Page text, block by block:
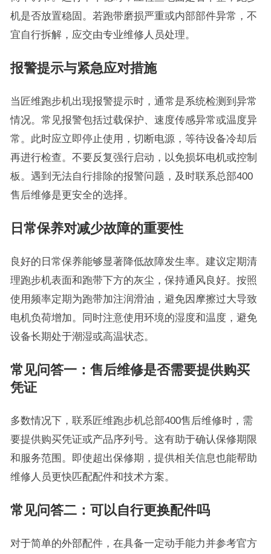
机是否放置稳固。若跑带磨损严重或内部部件异常，不
宜自行拆解，应交由专业维修人员处理。
报警提示与紧急应对措施
当匠维跑步机出现报警提示时，通常是系统检测到异常
情况。常见报警包括过载保护、速度传感异常或温度异
常。此时应立即停止使用，切断电源，等待设备冷却后
再进行检查。不要反复强行启动，以免损坏电机或控制
板。遇到无法自行排除的报警问题，及时联系总部400
售后维修是更安全的选择。
日常保养对减少故障的重要性
良好的日常保养能够显著降低故障发生率。建议定期清
理跑步机表面和跑带下方的灰尘，保持通风良好。按照
使用频率定期为跑带加注润滑油，避免因摩擦过大导致
电机负荷增加。同时注意使用环境的湿度和温度，避免
设备长期处于潮湿或高温状态。
常见问答一：售后维修是否需要提供购买
凭证
多数情况下，联系匠维跑步机总部400售后维修时，需
要提供购买凭证或产品序列号。这有助于确认保修期限
和服务范围。即使超出保修期，提供相关信息也能帮助
维修人员更快匹配配件和技术方案。
常见问答二：可以自行更换配件吗
对于简单的外部配件，在具备一定动手能力并参考官方